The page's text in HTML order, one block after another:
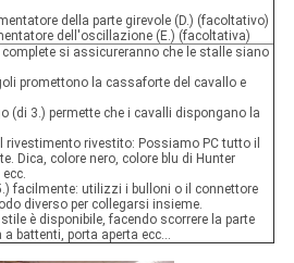
della parte girevole (D.) (facoltativo)
dell'oscillazione (E.) (facoltativa)
si assicureranno che le stalle siano
promettono la cassaforte del cavallo e
(di 3.) permette che i cavalli dispongano la
rivestimento rivestito: Possiamo PC tutto il
Dica, colore nero, colore blu di Hunter
facilmente: utilizzi i bulloni o il connettore
diverso per collegarsi insieme.
è disponibile, facendo scorrere la parte
a battenti, porta aperta ecc…